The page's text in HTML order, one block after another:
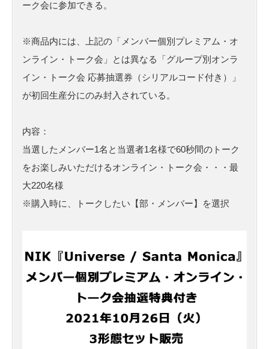
ーク会に参加できる。
※商品内には、上記の「メンバー個別プレミアム・オ
ンライン・トーク会」とは異なる「グループ別オンラ
イン・トーク会 応募抽選券（シリアルコード付き）」
が初回生産分にのみ封入されている。
内容：
当選したメンバー1名と当選者1名様で60秒間のトーク
をお楽しみいただけるオンライン・トーク会・・・最
大220名様
※購入時に、トークしたい【部・メンバー】を選択